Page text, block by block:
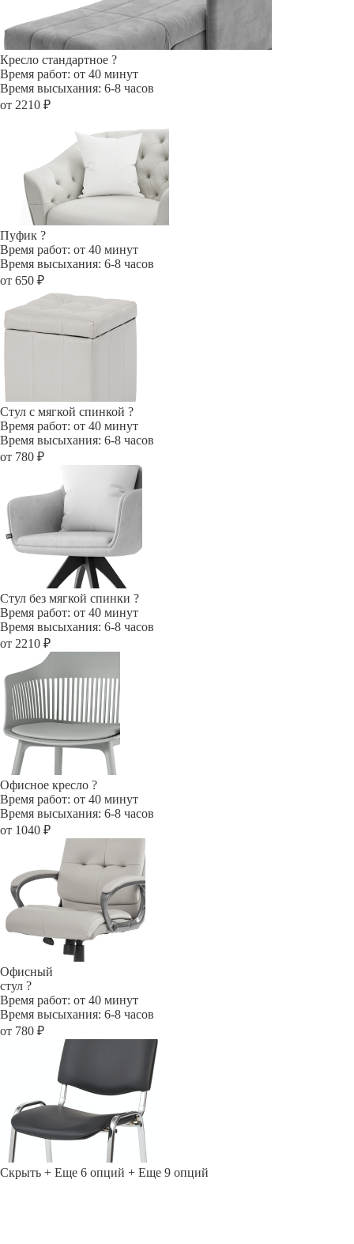
Кресло стандартное ?
Время работ: от 40 минут
Время высыхания: 6-8 часов
от 2210 ₽
Пуфик ?
Время работ: от 40 минут
Время высыхания: 6-8 часов
от 650 ₽
Стул с мягкой спинкой ?
Время работ: от 40 минут
Время высыхания: 6-8 часов
от 780 ₽
Стул без мягкой спинки ?
Время работ: от 40 минут
Время высыхания: 6-8 часов
от 2210 ₽
Офисное кресло ?
Время работ: от 40 минут
Время высыхания: 6-8 часов
от 1040 ₽
Офисный
стул ?
Время работ: от 40 минут
Время высыхания: 6-8 часов
от 780 ₽
Скрыть + Еще 6 опций + Еще 9 опций